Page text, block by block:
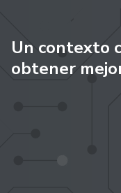
Un contexto
obtener